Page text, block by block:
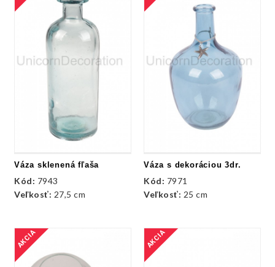
Váza sklenená fľaša
Kód: 7943
Veľkosť: 27,5 cm
Váza s dekoráciou 3dr.
Kód: 7971
Veľkosť: 25 cm
AKCIA AKCIA